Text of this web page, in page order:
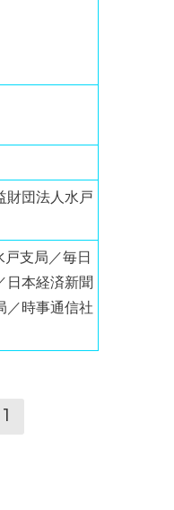
財団法人水戸
支局／毎日
日本経済新聞
／時事通信社
1